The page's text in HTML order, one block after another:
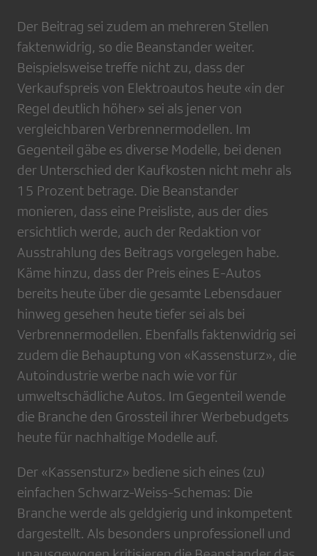
Der Beitrag sei zudem an mehreren Stellen
faktenwidrig, so die Beanstander weiter.
Beispielsweise treffe nicht zu, dass der
Verkaufspreis von Elektroautos heute «in der
Regel deutlich höher» sei als jener von
vergleichbaren Verbrennermodellen. Im
Gegenteil gäbe es diverse Modelle, bei denen
der Unterschied der Kaufkosten nicht mehr als
15 Prozent betrage. Die Beanstander
monieren, dass eine Preisliste, aus der dies
ersichtlich werde, auch der Redaktion vor
Ausstrahlung des Beitrags vorgelegen habe.
Käme hinzu, dass der Preis eines E-Autos
bereits heute über die gesamte Lebensdauer
hinweg gesehen heute tiefer sei als bei
Verbrennermodellen. Ebenfalls faktenwidrig sei
zudem die Behauptung von «Kassensturz», die
Autoindustrie werbe nach wie vor für
umweltschädliche Autos. Im Gegenteil wende
die Branche den Grossteil ihrer Werbebudgets
heute für nachhaltige Modelle auf.
Der «Kassensturz» bediene sich eines (zu)
einfachen Schwarz-Weiss-Schemas: Die
Branche werde als geldgierig und inkompetent
dargestellt. Als besonders unprofessionell und